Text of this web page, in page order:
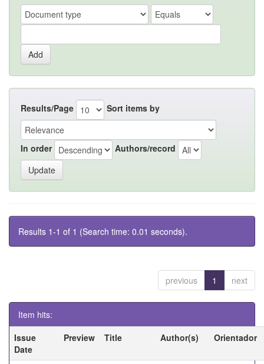
Results/Page Sort items by
In order Authors/record
Results 1-1 of 1 (Search time: 0.01 seconds).
previous 1 next
Item hits:
Issue
Date
Preview Title Author(s) Orientador